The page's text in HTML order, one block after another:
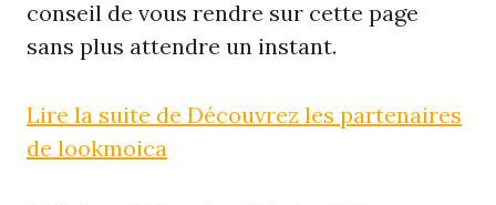
conseil de vous rendre sur cette page
sans plus attendre un instant.
Lire la suite de Découvrez les partenaires
de lookmoica